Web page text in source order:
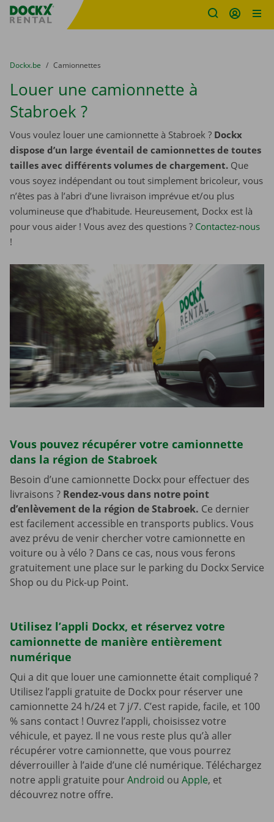
sitename
You are here:
du
Dockx.be to
Camionnettes
Louer une camionnette à
Stabroek ?
Vous voulez louer une camionnette à Stabroek ? Dockx
dispose d’un large éventail de camionnettes de toutes
tailles avec différents volumes de chargement. Que
vous soyez indépendant ou tout simplement bricoleur, vous
n’êtes pas à l’abri d’une livraison imprévue et/ou plus
volumineuse que d’habitude. Heureusement, Dockx est là
pour vous aider ! Vous avez des questions ? Contactez-nous
!
Vous pouvez récupérer votre camionnette
dans la région de Stabroek
Besoin d’une camionnette Dockx pour effectuer des
livraisons ? Rendez-vous dans notre point
d’enlèvement de la région de Stabroek. Ce dernier
est facilement accessible en transports publics. Vous
avez prévu de venir chercher votre camionnette en
voiture ou à vélo ? Dans ce cas, nous vous ferons
gratuitement une place sur le parking du Dockx Service
Shop ou du Pick-up Point.
Utilisez l’appli Dockx, et réservez votre
camionnette de manière entièrement
numérique
Qui a dit que louer une camionnette était compliqué ?
Utilisez l’appli gratuite de Dockx pour réserver une
camionnette 24 h/24 et 7 j/7. C’est rapide, facile, et 100
% sans contact ! Ouvrez l’appli, choisissez votre
véhicule, et payez. Il ne vous reste plus qu’à aller
récupérer votre camionnette, que vous pourrez
déverrouiller à l’aide d’une clé numérique. Téléchargez
notre appli gratuite pourAndroid ou Apple, et
découvrez notre offre.